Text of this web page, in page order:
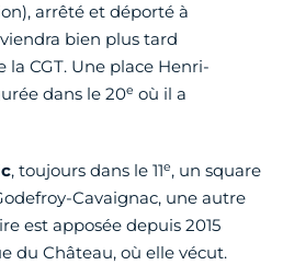
arrêté et déporté à
bien plus tard
la CGT. Une place Henri-
dans le 20e où il a
, toujours dans le 11e, un square
Cavaignac, une autre
est apposée depuis 2015
du Château, où elle vécut.